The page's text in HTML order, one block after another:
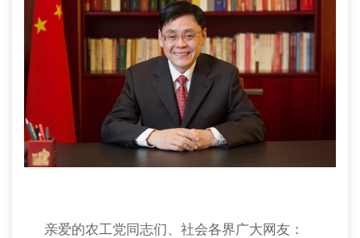
亲爱的农工党同志们、社会各界广大网友：